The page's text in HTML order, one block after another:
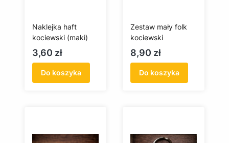
Naklejka haft
kociewski (maki)
Cena
3,60 zł
Do koszyka
Zestaw mały folk
kociewski
Cena
8,90 zł
Do koszyka